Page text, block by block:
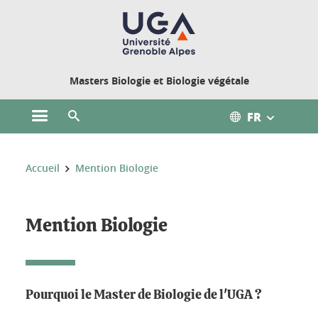
Masters Biologie et Biologie végétale
Ouvrir le menu principal FR
Vous êtes ici :
Accueil Mention Biologie
Mention Biologie
Pourquoi le Master de Biologie de l'UGA ?